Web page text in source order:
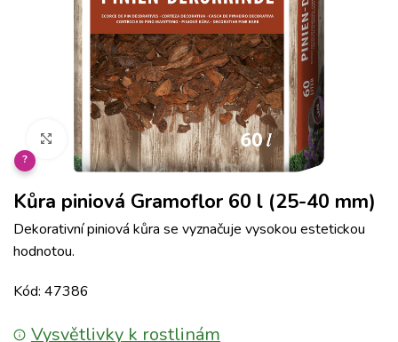
Klikněte pro zvětšení
?
Kůra piniová Gramoflor 60 l (25-40 mm)
Dekorativní piniová kůra se vyznačuje vysokou estetickou
hodnotou.
Kód: 47386
Vysvětlivky k rostlinám